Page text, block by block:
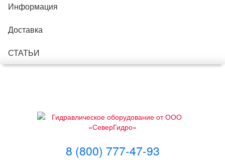
Информация
Доставка
СТАТЬИ
8 (800) 777-47-93